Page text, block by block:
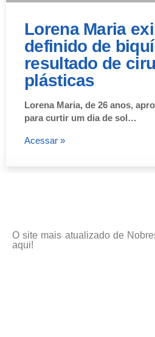
Lorena Maria
definido de
resultado de
plásticas
Lorena Maria, de 26 anos,
para curtir um dia de sol…
Acessar »
O site mais atualizado de
aqui!